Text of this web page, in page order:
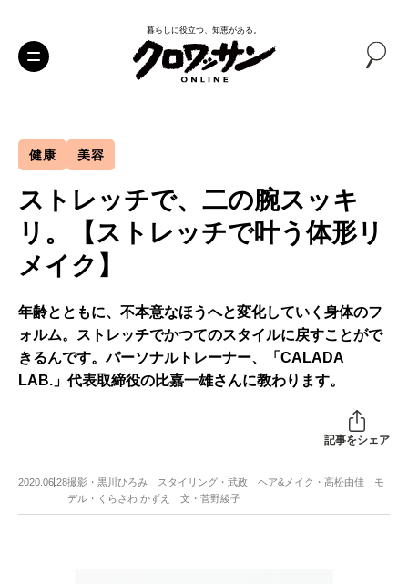
暮らしに役立つ、知恵がある。
健康 美容
ストレッチで、二の腕スッキ
リ。【ストレッチで叶う体形リ
メイク】
年齢とともに、不本意なほうへと変化していく身体のフ
ォルム。ストレッチでかつてのスタイルに戻すことがで
きるんです。パーソナルトレーナー、「CALADA
LAB.」代表取締役の比嘉一雄さんに教わります。
記事をシェア
2020.06.28撮影・黒川ひろみ スタイリング・武政 ヘア&メイク・高松由佳 モ
デル・くらさわ かずえ 文・菅野綾子